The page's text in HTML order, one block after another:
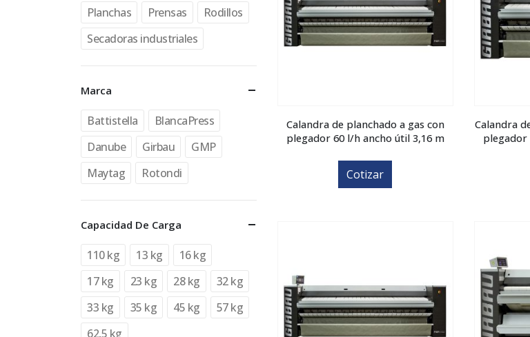
Calandra de planchado a gas con
plegador 60 l/h ancho útil 3,16 m
Cotizar
Calandra
plegador
Planchas
Prensas
Rodillos
Secadoras industriales
Marca
Battistella
BlancaPress
Danube
Girbau
GMP
Maytag
Rotondi
Capacidad De Carga
110 kg 13 kg
16 kg
17 kg
23 kg 28 kg
32 kg
33 kg
35 kg 45 kg
57 kg
62,5 kg